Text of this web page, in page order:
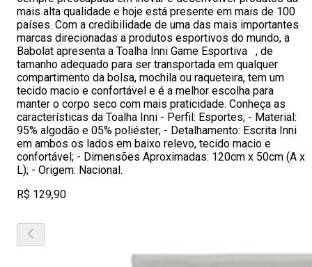
mais alta qualidade e hoje está presente em mais de 100
países. Com a credibilidade de uma das mais importantes
marcas direcionadas a produtos esportivos do mundo, a
Babolat apresenta a Toalha Inni Game Esportiva , de
tamanho adequado para ser transportada em qualquer
compartimento da bolsa, mochila ou raqueteira, tem um
tecido macio e confortável e é a melhor escolha para
manter o corpo seco com mais praticidade. Conheça as
características da Toalha Inni - Perfil: Esportes; - Material:
95% algodão e 05% poliéster; - Detalhamento: Escrita Inni
em ambos os lados em baixo relevo, tecido macio e
confortável; - Dimensões Aproximadas: 120cm x 50cm (A x
L); - Origem: Nacional.
R$ 129,90